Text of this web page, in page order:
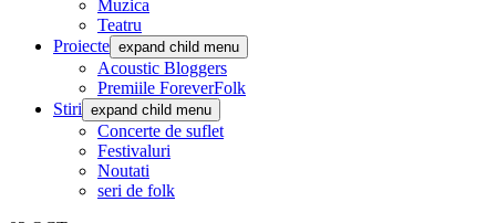
Muzica
Teatru
Proiecte expand child menu
Acoustic Bloggers
Premiile ForeverFolk
Stiri expand child menu
Concerte de suflet
Festivaluri
Noutati
seri de folk